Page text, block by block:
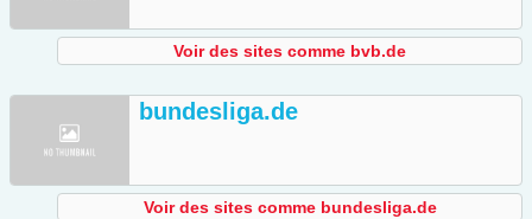
Voir des sites comme bvb.de
bundesliga.de
Voir des sites comme bundesliga.de